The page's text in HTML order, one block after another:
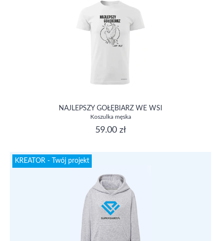
NAJLEPSZY GOŁĘBIARZ WE WSI
Koszulka męska
59.00 zł
KREATOR - Twój projekt